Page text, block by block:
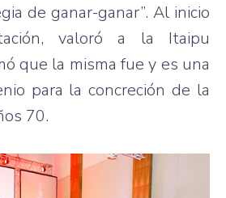
de ganar-ganar”. Al inicio
valoró a la Itaipu
que la misma fue y es una
para la concreción de la
70.